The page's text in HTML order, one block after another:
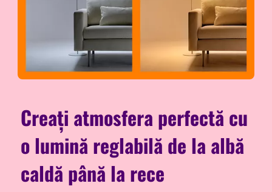
Creați atmosfera perfectă cu
o lumină reglabilă de la albă
caldă până la rece